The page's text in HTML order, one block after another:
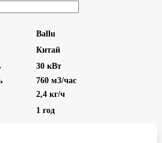
Ballu
Китай
30 кВт
760 м3/час
2,4 кг/ч
1 год